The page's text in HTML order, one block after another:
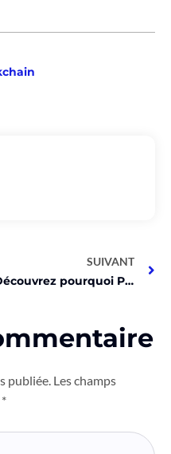
SUIVANT
Découvrez pourquoi Patient Capital abandonne Grayscale pour BTC ETP !
publiée. Les champs
*